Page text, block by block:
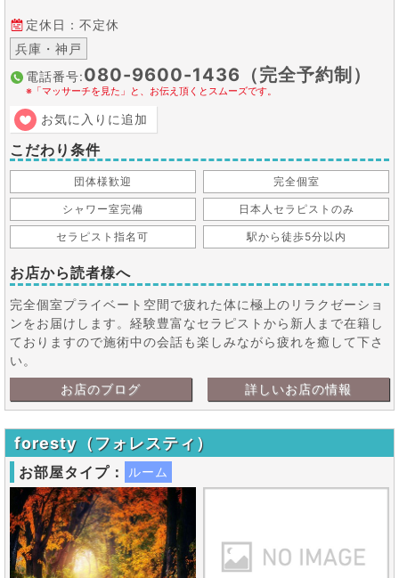
定休日：不定休
兵庫・神戸
電話番号:080-9600-1436（完全予約制）
※「マッサーチを見た」と、お伝え頂くとスムーズです。
お気に入りに追加
こだわり条件
団体様歓迎 完全個室
シャワー室完備 日本人セラピストのみ
セラピスト指名可 駅から徒歩5分以内
詳しいお店の情報
お店のブログ
お店から読者様へ
完全個室プライベート空間で疲れた体に極上のリラクゼーショ
ンをお届けします。経験豊富なセラピストから新人まで在籍し
ておりますので施術中の会話も楽しみながら疲れを癒して下さ
い。
foresty（フォレスティ）
お部屋タイプ： ルーム